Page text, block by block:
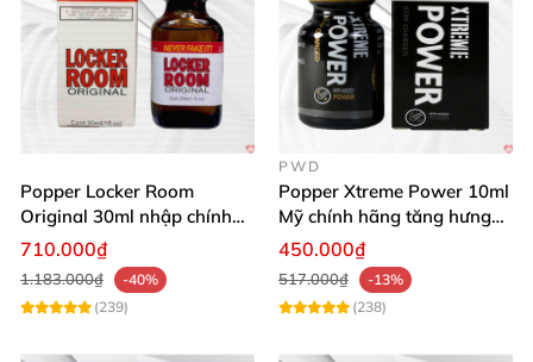
Popper Locker Room
Original 30ml nhập chính
hãng cảm giác cổ điển
710.000₫
1.183.000₫
-40%
(239)
PWD
Popper Xtreme Power 10ml
Mỹ chính hãng tăng hưng
phấn
450.000₫
517.000₫
-13%
(238)